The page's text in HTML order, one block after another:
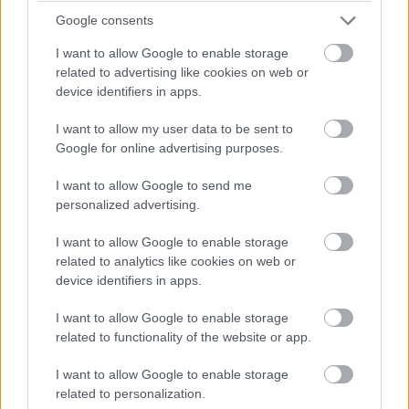
Google consents
I want to allow Google to enable storage
related to advertising like cookies on web or
device identifiers in apps.
I want to allow my user data to be sent to
Google for online advertising purposes.
I want to allow Google to send me
personalized advertising.
I want to allow Google to enable storage
related to analytics like cookies on web or
device identifiers in apps.
I want to allow Google to enable storage
related to functionality of the website or app.
I want to allow Google to enable storage
related to personalization.
azt az erős tematikai vonalat, amely mondjuk aFekete
Párducnál, vagy A galaxis őrzői 2-nél jelen volt (és
amelyek még mindig erősen rezonálnak bennem), de
ennek ellenére nehezen tudok rá haragudni. Szép munka,
méltó és kielégítő lezárás így is.
Bagi Levente -Bevállalós, humoros és letaglózó. A
Bosszúállók: Végjáték tökéletes zárása a Marvel Filmes
Univerzum tíz éves történetfolyamának, ami olyannyira
kielégítő befejezést ad, hogy azt sem bánnám, ha ez
visszafogott marketingnek hála számos meglepetést
képes okozni a film, amelyek feszülté teszik ezt a három
érnek révbe keserédes módon, rajongói vágyak
teljesülnek kiérdemelt formában, mindemellett pedig egy
olyan finálét kapunk, ami fundamentálisan változtatja
meg az MFU-t. Bele lehet-e kötni a filmbe? Hogyne